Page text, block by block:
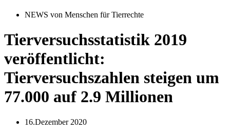
NEWS von Menschen für Tierrechte
Tierversuchsstatistik 2019
veröffentlicht:
Tierversuchszahlen steigen um
77.000 auf 2.9 Millionen
16.Dezember 2020